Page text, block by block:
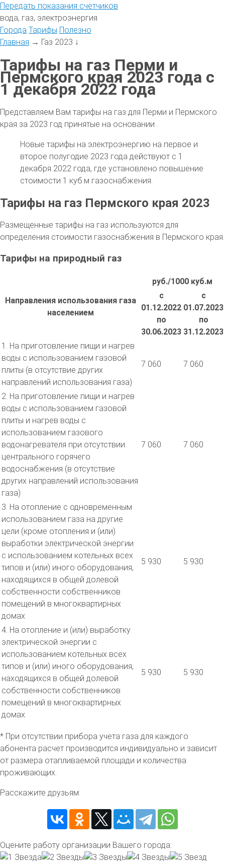
Передать показания счетчиков
вода, газ, электроэнергия
Города Тарифы Полезно
Главная → Газ 2023 ↓
Тарифы на газ Перми и
Пермского края 2023 года с
1 декабря 2022 года
Представляем Вам тарифы на газ для Перми и Пермского
края за 2023 год принятые на основании .
Новые тарифы на электроэнергию на первое и
второе полугодие 2023 года действуют с 1
декабря 2022 года, где установлено повышение
стоимости 1 куб.м газоснабжения.
Тарифы на газ Пермского края 2023
Размещенные тарифы на газ используются для
определения стоимости газоснабжения в Пермского края.
Тарифы на природный газ
Направления использования газа
населением
руб./1000 куб.м
с
01.12.2022
по
30.06.2023
с
01.07.2023
по
31.12.2023
1. На приготовление пищи и нагрев
воды с использованием газовой
плиты (в отсутствие других
направлений использования газа)
7 060 7 060
2. На приготовление пищи и нагрев
воды с использованием газовой
плиты и нагрев воды с
использованием газового
водонагревателя при отсутствии
центрального горячего
водоснабжения (в отсутствие
других направлений использования
газа)
7 060 7 060
3. На отопление с одновременным
использованием газа на другие
цели (кроме отопления и (или)
выработки электрической энергии
с использованием котельных всех
типов и (или) иного оборудования,
находящихся в общей долевой
собственности собственников
помещений в многоквартирных
домах
5 930 5 930
4. На отопление и (или) выработку
электрической энергии с
использованием котельных всех
типов и (или) иного оборудования,
находящихся в общей долевой
собственности собственников
помещений в многоквартирных
домах
5 930 5 930
* При отсутствии прибора учета газа для каждого
абонента расчет производится индивидуально и зависит
от размера отапливаемой площади и количества
проживающих.
Расскажите друзьям:
Оцените работу организации Вашего города: